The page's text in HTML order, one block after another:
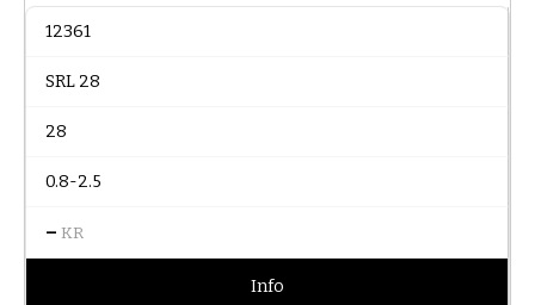
12361
SRL 28
28
0.8-2.5
– KR
Info